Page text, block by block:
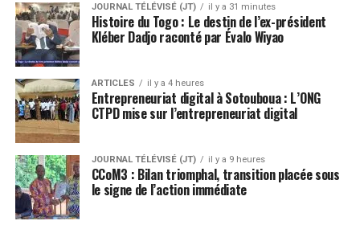
JOURNAL TÉLÉVISÉ (JT) il y a 31 minutes
Histoire du Togo : Le destin de l’ex-président
Kléber Dadjo raconté par Évalo Wiyao
ARTICLES il y a 4 heures
Entrepreneuriat digital à Sotouboua : L’ONG
CTPD mise sur l’entrepreneuriat digital
JOURNAL TÉLÉVISÉ (JT) il y a 9 heures
CCoM3 : Bilan triomphal, transition placée sous
le signe de l’action immédiate